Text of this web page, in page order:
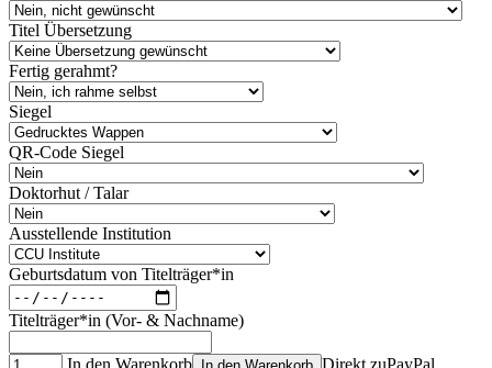
Titel Übersetzung
Fertig gerahmt?
Siegel
QR-Code Siegel
Doktorhut / Talar
Ausstellende Institution
Geburtsdatum von Titelträger*in
Titelträger*in (Vor- & Nachname)
In den Warenkorb Direkt zuPayPal